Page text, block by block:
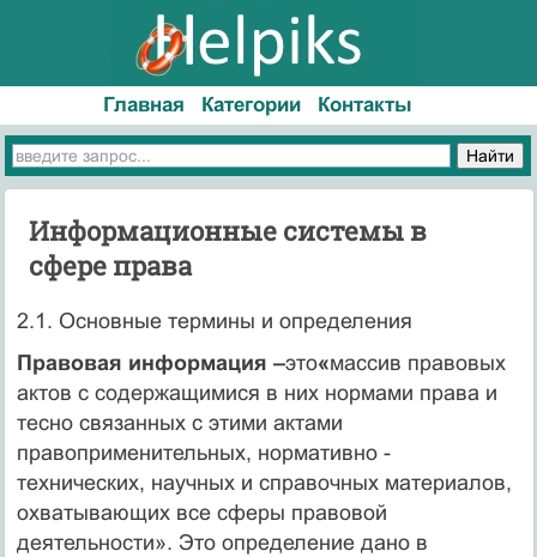
Главная Категории Контакты
Информационные системы в
сфере права
2.1. Основные термины и определения
Правовая информация –это«массив правовых
актов с содержащимися в них нормами права и
тесно связанных с этими актами
правоприменительных, нормативно -
технических, научных и справочных материалов,
охватывающих все сферы правовой
деятельности». Это определение дано в